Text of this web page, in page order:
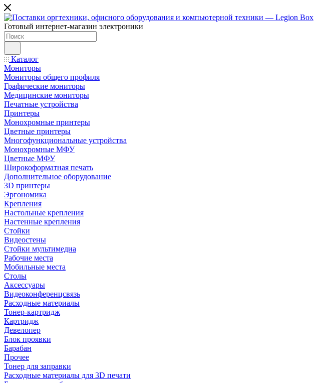
Готовый интернет-магазин электроники
Каталог
Мониторы
Мониторы общего профиля
Графические мониторы
Медицинские мониторы
Печатные устройства
Принтеры
Моноxромныe принтеры
Цвeтныe принтеры
Многофункциональные устройства
Монохромные МФУ
Цветные МФУ
Широкоформатная печать
Дополнительное оборудование
3D принтеры
Эргономика
Крепления
Настольные крепления
Настенные крепления
Стойки
Видеостены
Стойки мультимедиа
Рабочие места
Мобильные места
Столы
Аксессуары
Видеоконференцсвязь
Расходные материалы
Тонер-картридж
Картридж
Девелопер
Блок проявки
Барабан
Прочее
Тонер для заправки
Расходные материалы для 3D печати